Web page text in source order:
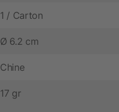
1 / Carton
Ø 6.2 cm
Chine
17 gr